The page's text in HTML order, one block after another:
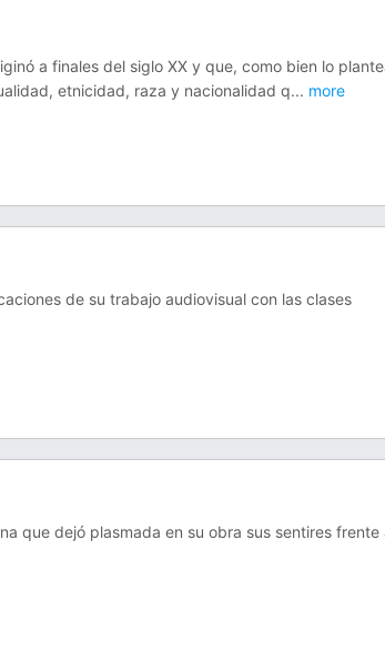
a finales del siglo XX y que, como bien lo
etnicidad, raza y nacionalidad q... more
de su trabajo audiovisual con las clases
que dejó plasmada en su obra sus sentires frente